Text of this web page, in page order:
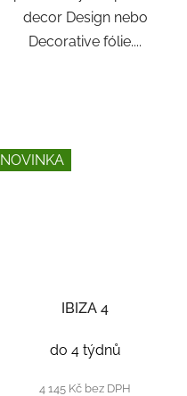
decor Design nebo
Decorative fólie....
NOVINKA
IBIZA 4
do 4 týdnů
4 145 Kč bez DPH